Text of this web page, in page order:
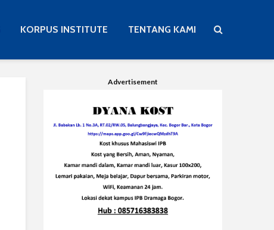
KORPUS INSTITUTE TENTANG KAMI
Advertisement